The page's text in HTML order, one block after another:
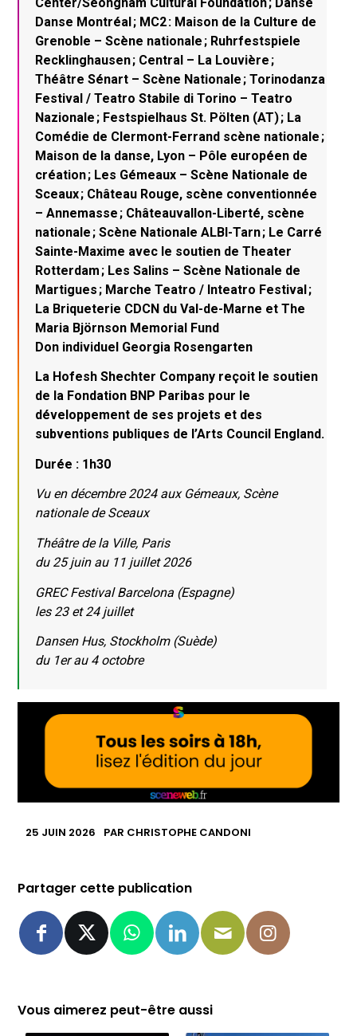
Danse Montréal ; MC2 : Maison de la Culture de
Grenoble – Scène nationale ; Ruhrfestspiele
Recklinghausen ; Central – La Louvière ;
Théâtre Sénart – Scène Nationale ; Torinodanza
Festival / Teatro Stabile di Torino – Teatro
Nazionale ; Festspielhaus St. Pölten (AT) ; La
Comédie de Clermont-Ferrand scène nationale ;
Maison de la danse, Lyon – Pôle européen de
création ; Les Gémeaux – Scène Nationale de
Sceaux ; Château Rouge, scène conventionnée
– Annemasse ; Châteauvallon-Liberté, scène
nationale ; Scène Nationale ALBI-Tarn ; Le Carré
Sainte-Maxime avec le soutien de Theater
Rotterdam ; Les Salins – Scène Nationale de
Martigues ; Marche Teatro / Inteatro Festival ;
La Briqueterie CDCN du Val-de-Marne et The
Maria Björnson Memorial Fund
Don individuel Georgia Rosengarten
La Hofesh Shechter Company reçoit le soutien
de la Fondation BNP Paribas pour le
développement de ses projets et des
subventions publiques de l’Arts Council England.
Durée : 1h30
Vu en décembre 2024 aux Gémeaux, Scène
nationale de Sceaux
Théâtre de la Ville, Paris
du 25 juin au 11 juillet 2026
GREC Festival Barcelona (Espagne)
les 23 et 24 juillet
Dansen Hus, Stockholm (Suède)
du 1er au 4 octobre
25 JUIN 2026 PAR CHRISTOPHE CANDONI
Partager cette publication
Vous aimerez peut-être aussi